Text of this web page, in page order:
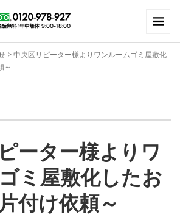
>中央区リピーター様よりワンルームゴミ屋敷化
～
ーター様よりワ
ミ屋敷化したお
付け依頼～